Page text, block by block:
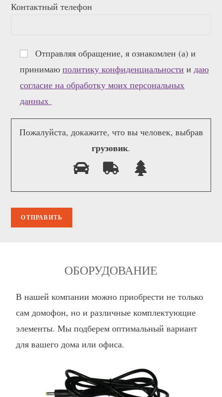
Контактный телефон
Отправляя обращение, я ознакомлен (а) и
принимаюполитику конфиденциальности идаю
согласие на обработку моих персональных
данных
Пожалуйста, докажите, что вы человек, выбрав
грузовик.
ОБОРУДОВАНИЕ
В нашей компании можно приобрести не только
сам домофон, но и различные комплектующие
элементы. Мы подберем оптимальный вариант
для вашего дома или офиса.